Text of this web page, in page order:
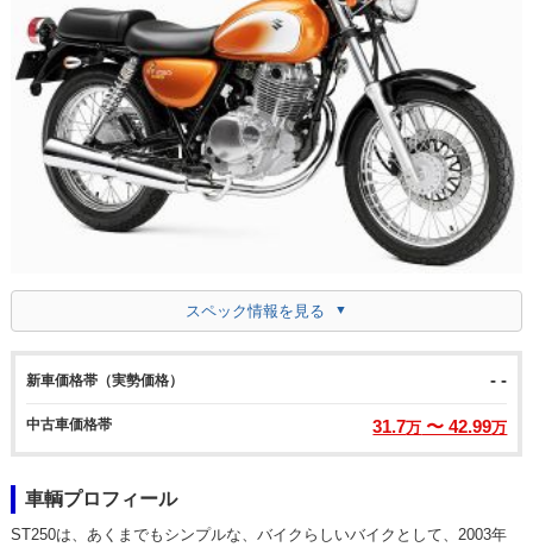
スペック情報を見る
新車価格帯（実勢価格） - -
中古車価格帯 31.7万 〜 42.99万
車輌プロフィール
ST250は、あくまでもシンプルな、バイクらしいバイクとして、2003年